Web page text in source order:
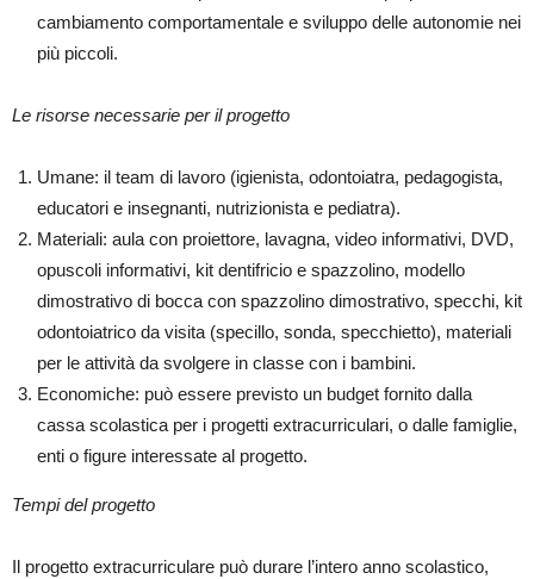
cambiamento comportamentale e sviluppo delle autonomie nei
più piccoli.
Le risorse necessarie per il progetto
Umane: il team di lavoro (igienista, odontoiatra, pedagogista,
educatori e insegnanti, nutrizionista e pediatra).
Materiali: aula con proiettore, lavagna, video informativi, DVD,
opuscoli informativi, kit dentifricio e spazzolino, modello
dimostrativo di bocca con spazzolino dimostrativo, specchi, kit
odontoiatrico da visita (specillo, sonda, specchietto), materiali
per le attività da svolgere in classe con i bambini.
Economiche: può essere previsto un budget fornito dalla
cassa scolastica per i progetti extracurriculari, o dalle famiglie,
enti o figure interessate al progetto.
Tempi del progetto
Il progetto extracurriculare può durare l’intero anno scolastico,